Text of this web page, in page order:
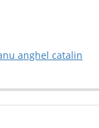
anghel catalin